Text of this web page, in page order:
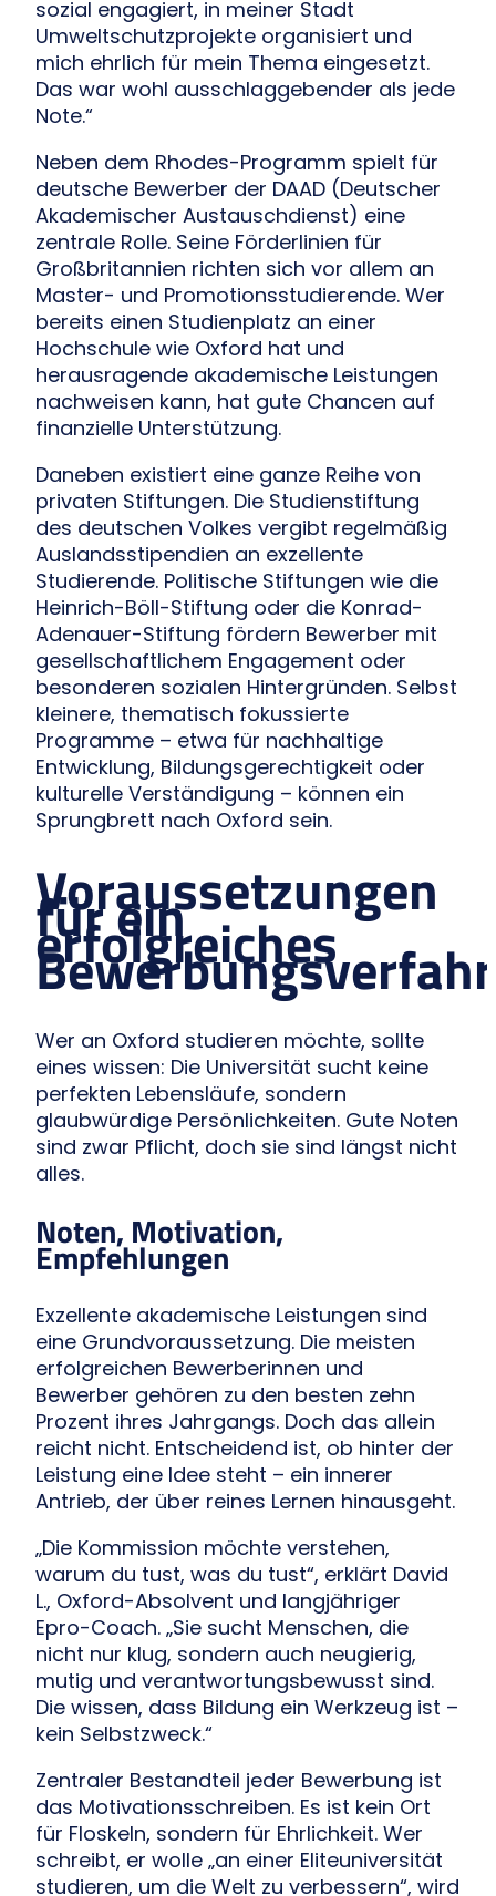
sozial engagiert, in meiner Stadt
Umweltschutzprojekte organisiert und
mich ehrlich für mein Thema eingesetzt.
Das war wohl ausschlaggebender als jede
Note.“
Neben dem Rhodes-Programm spielt für
deutsche Bewerber der DAAD (Deutscher
Akademischer Austauschdienst) eine
zentrale Rolle. Seine Förderlinien für
Großbritannien richten sich vor allem an
Master- und Promotionsstudierende. Wer
bereits einen Studienplatz an einer
Hochschule wie Oxford hat und
herausragende akademische Leistungen
nachweisen kann, hat gute Chancen auf
finanzielle Unterstützung.
Daneben existiert eine ganze Reihe von
privaten Stiftungen. Die Studienstiftung
des deutschen Volkes vergibt regelmäßig
Auslandsstipendien an exzellente
Studierende. Politische Stiftungen wie die
Heinrich-Böll-Stiftung oder die Konrad-
Adenauer-Stiftung fördern Bewerber mit
gesellschaftlichem Engagement oder
besonderen sozialen Hintergründen. Selbst
kleinere, thematisch fokussierte
Programme – etwa für nachhaltige
Entwicklung, Bildungsgerechtigkeit oder
kulturelle Verständigung – können ein
Sprungbrett nach Oxford sein.
Voraussetzungen
für ein
erfolgreiches
Wer an Oxford studieren möchte, sollte
eines wissen: Die Universität sucht keine
perfekten Lebensläufe, sondern
glaubwürdige Persönlichkeiten. Gute Noten
sind zwar Pflicht, doch sie sind längst nicht
alles.
Noten, Motivation,
Empfehlungen
Exzellente akademische Leistungen sind
eine Grundvoraussetzung. Die meisten
erfolgreichen Bewerberinnen und
Bewerber gehören zu den besten zehn
Prozent ihres Jahrgangs. Doch das allein
reicht nicht. Entscheidend ist, ob hinter der
Leistung eine Idee steht – ein innerer
Antrieb, der über reines Lernen hinausgeht.
„Die Kommission möchte verstehen,
warum du tust, was du tust“, erklärt David
L., Oxford-Absolvent und langjähriger
Epro-Coach. „Sie sucht Menschen, die
nicht nur klug, sondern auch neugierig,
mutig und verantwortungsbewusst sind.
Die wissen, dass Bildung ein Werkzeug ist –
kein Selbstzweck.“
Zentraler Bestandteil jeder Bewerbung ist
das Motivationsschreiben. Es ist kein Ort
für Floskeln, sondern für Ehrlichkeit. Wer
schreibt, er wolle „an einer Eliteuniversität
studieren, um die Welt zu verbessern“, wird